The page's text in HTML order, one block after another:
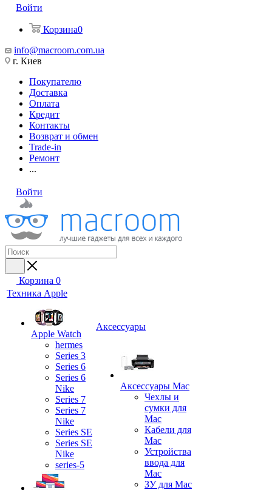
Войти
Корзина0
info@macroom.com.ua
г. Киев
Покупателю
Доставка
Оплата
Кредит
Контакты
Возврат и обмен
Trade-in
Ремонт
...
Войти
Корзина 0
Техника Apple
Apple Watch
hermes
Series 3
Series 6
Series 6
Nike
Series 7
Series 7
Nike
Series SE
Series SE
Nike
series-5
Аксессуары
Аксессуары Mac
Чехлы и
сумки для
Mac
Кабели для
Mac
Устройства
ввода для
Mac
ЗУ для Mac